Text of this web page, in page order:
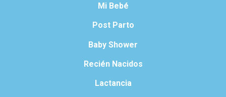
Mi Bebé
Post Parto
Baby Shower
Recién Nacidos
Lactancia